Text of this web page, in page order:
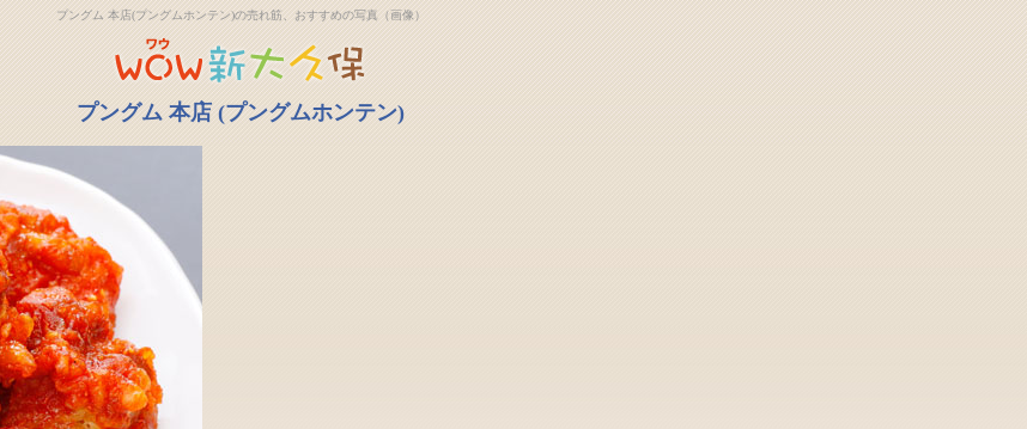
プングム 本店(プングムホンテン)の売れ筋、おすすめの写真（画像）
プングム 本店 (プングムホンテン)